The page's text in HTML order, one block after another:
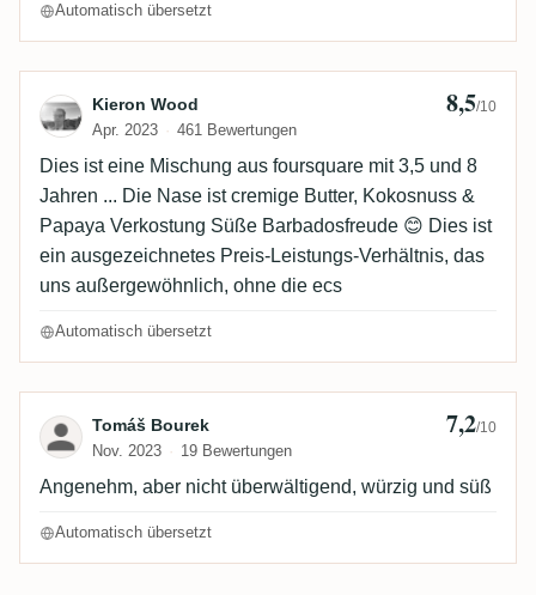
Automatisch übersetzt
Bewertung von Kieron Wood
Kieron Wood
Apr. 2023 461 Bewertungen
8,5/10
Dies ist eine Mischung aus foursquare mit 3,5 und 8
Jahren ... Die Nase ist cremige Butter, Kokosnuss &
Papaya Verkostung Süße Barbadosfreude 😊 Dies ist
ein ausgezeichnetes Preis-Leistungs-Verhältnis, das
uns außergewöhnlich, ohne die ecs
Automatisch übersetzt
Bewertung von Tomáš Bourek
Tomáš Bourek
Nov. 2023 19 Bewertungen
7,2/10
Angenehm, aber nicht überwältigend, würzig und süß
Automatisch übersetzt